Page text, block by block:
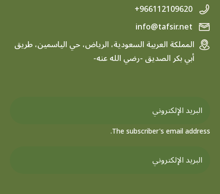
+966112109620
المملكة العربية السعودية، الرياض، حي الياسمين، طريق
أبي بكر الصديق -رضي الله عنه-
The subscriber's email address.